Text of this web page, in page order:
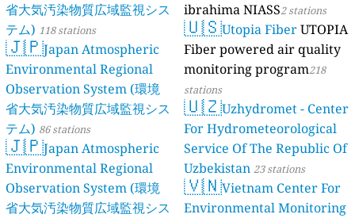
省大気汚染物質広域監視シス
テム) 118 stations
🇯🇵Japan Atmospheric
Environmental Regional
Observation System (環境
省大気汚染物質広域監視シス
テム) 86 stations
🇯🇵Japan Atmospheric
Environmental Regional
Observation System (環境
省大気汚染物質広域監視シス
ibrahima NIASS2 stations
🇺🇸Utopia FiberUTOPIA
Fiber powered air quality
monitoring program218
stations
🇺🇿Uzhydromet - Center
For Hydrometeorological
Service Of The Republic Of
Uzbekistan 23 stations
🇻🇳Vietnam Center For
Environmental Monitoring